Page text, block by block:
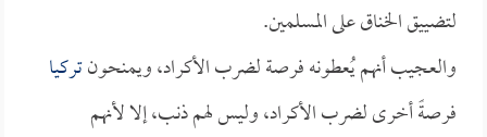
لتضييق الخناق على المسلمين.
والعجيب أنهم يُعطونه فرصة لضرب الأكراد، ويمنحونتركيا
فرصةً أخرى لضرب الأكراد، وليس لهم ذنب، إلا لأنهم